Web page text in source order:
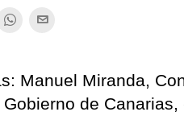
Manuel Miranda,
de